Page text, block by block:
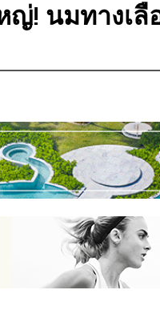
ญ่! นมทางเ